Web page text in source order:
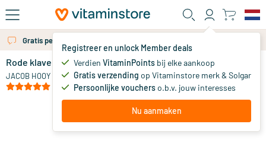
Ga naar de hoofdinhoud
Registreer en unlock Member deals
Verdien VitaminPoints bij elke aankoop
Gratis verzending op Vitaminstore merk & Solgar
Persoonlijke voucherso.b.v. jouw interesses
Nu aanmaken
Gratis persoonlijk advies via chat of email
Rode klaver
JACOB HOOY
24.